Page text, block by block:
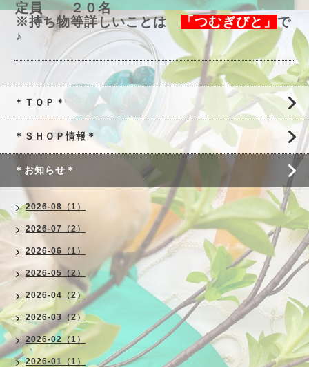
定員 ２０名
※持ち物等詳しいことは
「つむぎびと」 で
♪
＊ＴＯＰ＊
＊ＳＨＯＰ情報＊
＊お知らせ＊
2026-08（1）
2026-07（2）
2026-06（1）
2026-05（2）
2026-04（2）
2026-03（2）
2026-02（1）
2026-01（1）